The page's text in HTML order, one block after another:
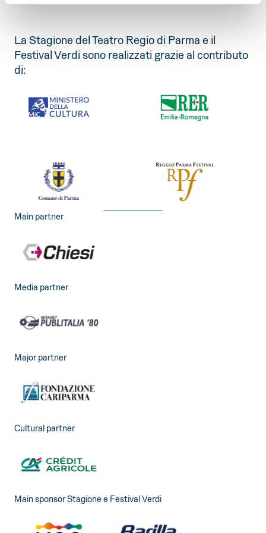
La Stagione del Teatro Regio di Parma e il
Festival Verdi sono realizzati grazie al contributo
di:
Main partner
Media partner
Major partner
Cultural partner
Main sponsor Stagione e Festival Verdi